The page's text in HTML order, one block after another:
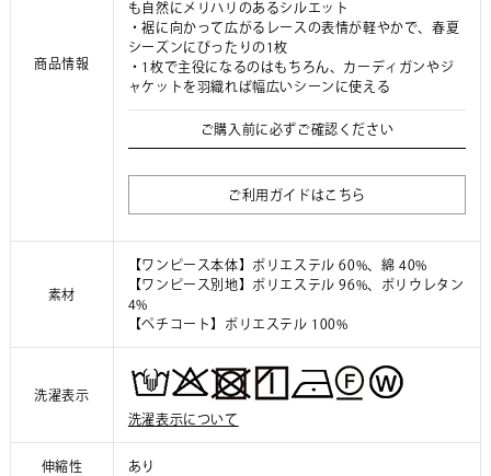
商品情報
も自然にメリハリのあるシルエット
・裾に向かって広がるレースの表情が軽やかで、春夏
シーズンにぴったりの1枚
・1枚で主役になるのはもちろん、カーディガンやジ
ャケットを羽織れば幅広いシーンに使える
ご購入前に必ずご確認ください
ご利用ガイドはこちら
素材
【ワンピース本体】ポリエステル 60%、綿 40%
【ワンピース別地】ポリエステル 96%、ポリウレタン
4%
【ペチコート】ポリエステル 100%
洗濯表示
洗濯表示について
伸縮性 あり